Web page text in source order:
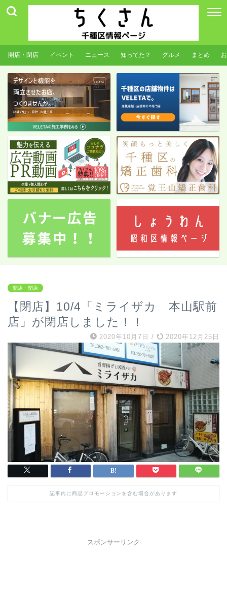
開店・閉店 イベント ニュース 知ってた？ グルメ まとめ
開店・閉店
【閉店】10/4「ミライザカ 本山駅前
店」が閉店しました！！
2020年10月7日 / 2020年12月25日
記事内に商品プロモーションを含む場合があります
スポンサーリンク